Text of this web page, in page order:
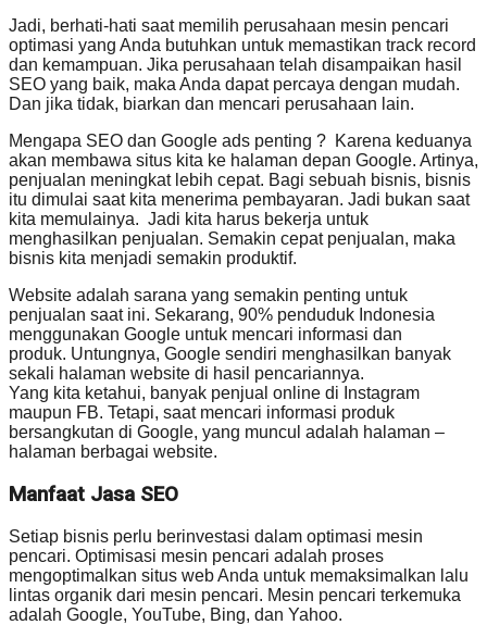
Jadi, berhati-hati saat memilih perusahaan mesin pencari
optimasi yang Anda butuhkan untuk memastikan track record
dan kemampuan. Jika perusahaan telah disampaikan hasil
SEO yang baik, maka Anda dapat percaya dengan mudah.
Dan jika tidak, biarkan dan mencari perusahaan lain.
Mengapa SEO dan Google ads penting ? Karena keduanya
akan membawa situs kita ke halaman depan Google. Artinya,
penjualan meningkat lebih cepat. Bagi sebuah bisnis, bisnis
itu dimulai saat kita menerima pembayaran. Jadi bukan saat
kita memulainya. Jadi kita harus bekerja untuk
menghasilkan penjualan. Semakin cepat penjualan, maka
bisnis kita menjadi semakin produktif.
Website adalah sarana yang semakin penting untuk
penjualan saat ini. Sekarang, 90% penduduk Indonesia
menggunakan Google untuk mencari informasi dan
produk. Untungnya, Google sendiri menghasilkan banyak
sekali halaman website di hasil pencariannya.
Yang kita ketahui, banyak penjual online di Instagram
maupun FB. Tetapi, saat mencari informasi produk
bersangkutan di Google, yang muncul adalah halaman –
halaman berbagai website.
Manfaat Jasa SEO
Setiap bisnis perlu berinvestasi dalam optimasi mesin
pencari. Optimisasi mesin pencari adalah proses
mengoptimalkan situs web Anda untuk memaksimalkan lalu
lintas organik dari mesin pencari. Mesin pencari terkemuka
adalah Google, YouTube, Bing, dan Yahoo.